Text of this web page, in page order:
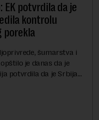
potvrdila da je
kontrolu
porekla
šumarstva i
je danas da je
potvrdila da je Srbija